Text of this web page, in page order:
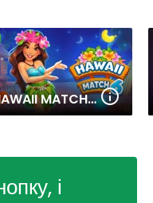
HAWAII MATCH 6
і